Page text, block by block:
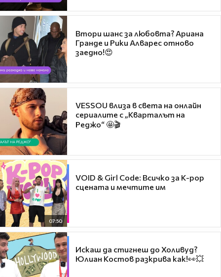
Втори шанс за любовта? Ариана
Гранде и Рики Алварес отново
заедно!😍
VESSOU влиза в света на онлайн
сериалите с „Кварталът на
Реджо“ 🤩🎬
07:50
VOID & Girl Code: Всичко за K-pop
сцената и мечтите им
Искаш да стигнеш до Холивуд?
Юлиан Костов разкрива как!👀💥